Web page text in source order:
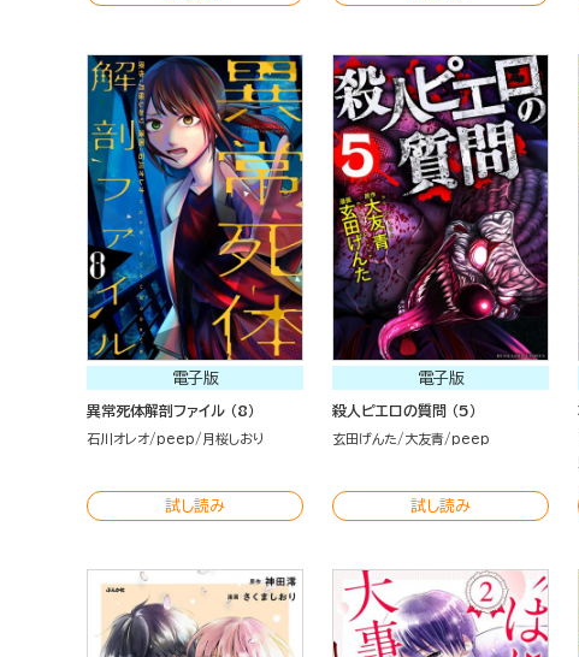
電子版
異常死体解剖ファイル （8）
石川オレオ peep 月桜しおり
試し読み
電子版
殺人ピエロの質問 （5）
玄田げんた 大友青 peep
試し読み